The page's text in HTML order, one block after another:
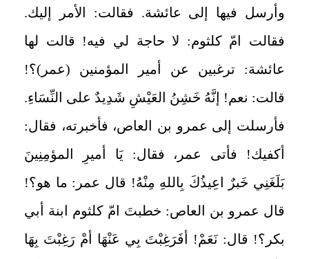
وأرسل فيها إلى عائشة. فقالت: الأمر إليك.
فقالت امّ كلثوم: لا حاجة لي فيه! قالت لها
عائشة: ترغبين عن أمير المؤمنين (عمر)؟!
قالت: نعم! إنَّهُ خَشِنُ العَيْشِ شَدِيدٌ على النِّسَاءِ.
فأرسلت إلى عمرو بن العاص، فأخبرته، فقال:
أكفيك! فأتى عمر، فقال: يَا أميرِ المؤمِنِينَ
بَلَغَنِي خَبرٌ اعِيذُكَ بِاللهِ مِنْهُ! قال عمر: ما هو؟!
قال عمرو بن العاص: خطبتَ امّ كلثوم ابنة أبي
بكر؟! قال: نَعَمْ! أفَرَغِبْتَ بِي عَنْهَا أمْ رَغِبْتَ بِهَا